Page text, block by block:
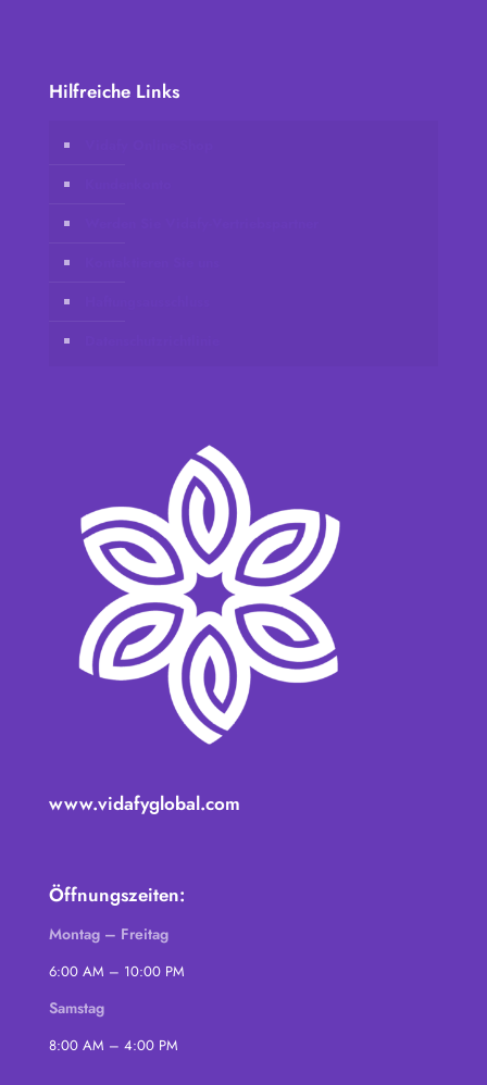
Hilfreiche Links
www.vidafyglobal.com
Öffnungszeiten:
Montag – Freitag
6:00 AM – 10:00 PM
Samstag
8:00 AM – 4:00 PM